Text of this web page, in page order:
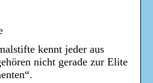
kennt jeder aus
nicht gerade zur Elite